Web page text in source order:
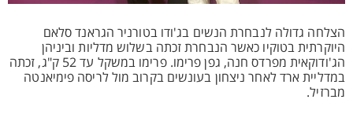
הצלחה גדולה לנבחרת הנשים בג'ודו בטורניר הגראנד סלאם
היוקרתית בטוקיו כאשר הנבחרת זכתה בשלוש מדליות וביניהן
הג'ודוקאית מפרדס חנה, גפן פרימו. פרימו במשקל עד 52 ק"ג, זכתה
במדליית ארד לאחר ניצחון בעונשים בקרוב מול לריסה פימיאנטה
מברזיל.